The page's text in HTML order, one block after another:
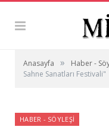
Anasayfa » Haber -
Sahne Sanatları Festivali"
HABER - SÖYLEŞI